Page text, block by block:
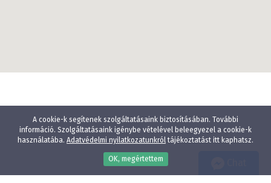
A cookie-k segítenek szolgáltatásaink biztosításában. További
információ. Szolgáltatásaink igénybe vételével beleegyezel a cookie-k
használatába. Adatvédelmi nyilatkozatunkróltájékoztatást itt kaphatsz.
OK, megértettem